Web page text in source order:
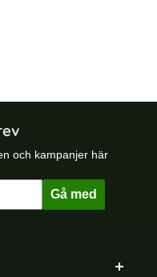
Äkta Läder Svart
och kampanjer här
Gå med
länkar